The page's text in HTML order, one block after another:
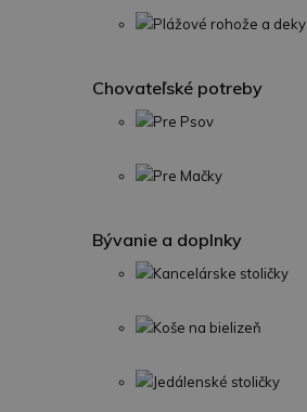
Plážové rohože a deky
Chovateľské potreby
Pre Psov
Pre Mačky
Bývanie a doplnky
Kancelárske stoličky
Koše na bielizeň
Jedálenské stoličky